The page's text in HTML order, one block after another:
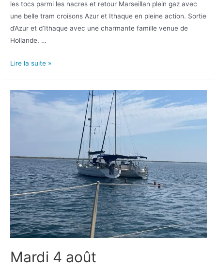
les tocs parmi les nacres et retour Marseillan plein gaz avec
une belle tram croisons Azur et Ithaque en pleine action. Sortie
d’Azur et d’Ithaque avec une charmante famille venue de
Hollande. …
Lire la suite »
Mardi 4 août